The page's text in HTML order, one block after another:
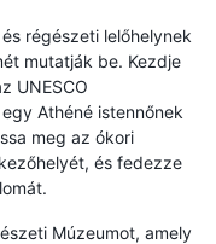
régészeti lelőhelynek
mutatják be. Kezdje
UNESCO
Athéné istennőnek
meg az ókori
és fedezze
Múzeumot, amely